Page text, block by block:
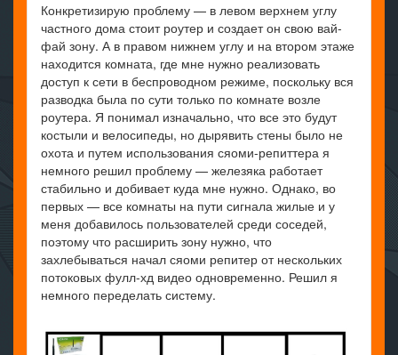
Конкретизирую проблему — в левом верхнем углу
частного дома стоит роутер и создает он свою вай-
фай зону. А в правом нижнем углу и на втором этаже
находится комната, где мне нужно реализовать
доступ к сети в беспроводном режиме, поскольку вся
разводка была по сути только по комнате возле
роутера. Я понимал изначально, что все это будут
костыли и велосипеды, но дырявить стены было не
охота и путем использования сяоми-репиттера я
немного решил проблему — железяка работает
стабильно и добивает куда мне нужно. Однако, во
первых — все комнаты на пути сигнала жилые и у
меня добавилось пользователей среди соседей,
поэтому что расширить зону нужно, что
захлебываться начал сяоми репитер от нескольких
потоковых фулл-хд видео одновременно. Решил я
немного переделать систему.